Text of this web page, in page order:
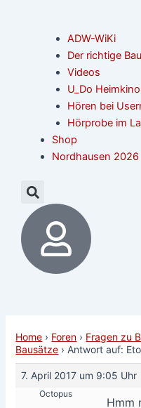
ADW-WiKi
Der richtige
Videos
U_Do
Hören bei
Hörprobe im
Shop
Nordhausen 2026
Home › Foren › Fragen zu
Bausätze › Antwort auf:
7. April 2017 um 9:05 Uhr
Octopus
Hmm